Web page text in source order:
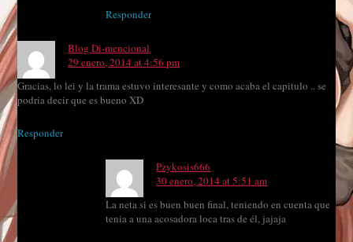
Responder
Blog Di-mencional
29 enero, 2014 at 4:56 pm
Gracias, lo lei y la trama estuvo interesante y como acaba el capitulo .. se
podria decir que es bueno XD
Responder
Pzykosis666
30 enero, 2014 at 5:51 am
La neta si es buen buen final, teniendo en cuenta que
tenia a una acosadora loca tras de él, jajaja